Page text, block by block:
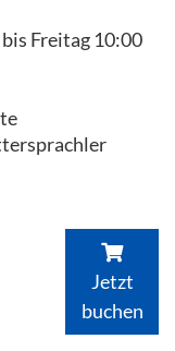
Freitag 10:00
Jetzt
buchen